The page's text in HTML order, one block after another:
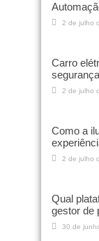
2 de julho
Carro
segurança
2 de julho
Como a
2 de julho
Qual
gestor de
30 de